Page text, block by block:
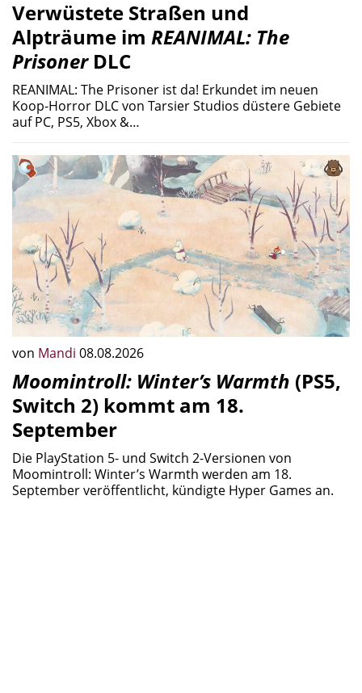
Verwüstete Straßen und
Alpträume im REANIMAL: The
PrisonerDLC
REANIMAL: The Prisoner ist da! Erkundet im neuen
Koop-Horror DLC von Tarsier Studios düstere Gebiete
auf PC, PS5, Xbox &…
von Mandi 08.08.2026
Moomintroll: Winter’s Warmth (PS5,
Switch 2) kommt am 18.
September
Die PlayStation 5- und Switch 2-Versionen von
Moomintroll: Winter’s Warmth werden am 18.
September veröffentlicht, kündigte Hyper Games an.